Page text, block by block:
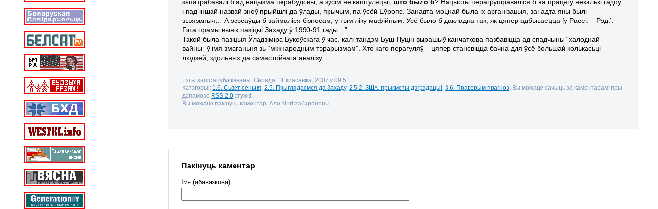
запатрабавалі б ад нацызма перабудовы, а зусім не капітуляцыі, што было б? Нацысты перагрупіраваліся б на працягу некалькі гадоў
і пад іншай назвай зноў прыйшлі да ўлады, прычым, па ўсёй Еўропе. Занадта моцнай была іх арганізацыя, занадта яны былі
зьвязаныя… А эсэсаўцы б займаліся бізнесам, у тым ліку мафійным. Усё было б дакладна так, як цяпер адбываецца [у Расеі. – Рэд.].
Гэта прамы вынік пазіцыі Захаду ў 1990-91 гады…”
Такой была пазіцыя Ўладзіміра Букоўскага ў час, калі тандэм Буш-Пуцін вырашыў канчаткова пазбавіцца ад спадчыны “халоднай
вайны” ў імя змаганьня зь “міжнародным тэрарызмам”. Хто каго перагуляў – цяпер становіцца бачна для ўсё большай колькасьці
людзей, здольных да самастойнага аналізу.
Гэты запіс апублікаваны: Серада, 11 красавіка, 2007 у 09:51
Катэгорыі: 1.6. Сьвет сёньня ,2.5. Прыглядаемся да Захаду,2.5.2. ЗША, прыкметы дэградацыі ,3.6. Праверым прагноз
. Вы можаце сачыць за каментарамі пры
дапамозе RSS 2.0 стужкі.
Вы можаце пакінуць каментар. Але пінгі забаронены.
Пакінуць каментар
Імя (абавязкова)